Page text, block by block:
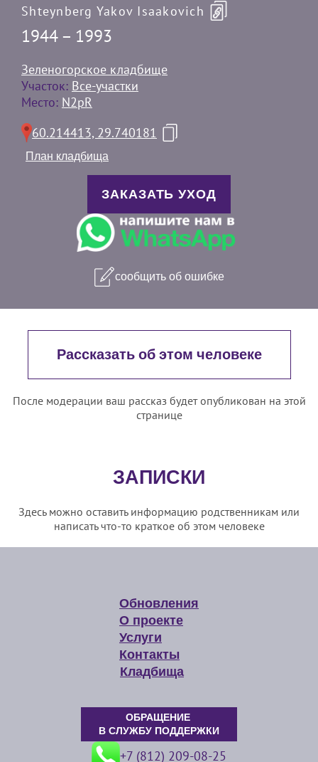
Shteynberg Yakov Isaakovich
1944 – 1993
Зеленогорское кладбище
Участок: Все-участки
Место: N2pR
60.214413, 29.740181
План кладбища
ЗАКАЗАТЬ УХОД
сообщить об ошибке
Рассказать об этом человеке
После модерации ваш рассказ будет опубликован на этой
странице
ЗАПИСКИ
Здесь можно оставить информацию родственникам или
написать что-то краткое об этом человеке
Обновления
О проекте
Услуги
Контакты
Кладбища
ОБРАЩЕНИЕ
В СЛУЖБУ ПОДДЕРЖКИ
+7 (812) 209-08-25